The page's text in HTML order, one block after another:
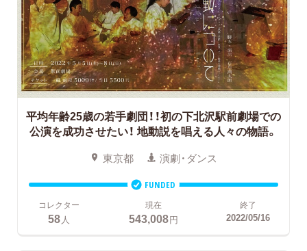
平均年齢25歳の若手劇団！！初の下北沢駅前劇場での
公演を成功させたい！ 地動説を唱える人々の物語。
東京都 演劇・ダンス
FUNDED
コレクター
58人
現在
543,008円
終了
2022/05/16